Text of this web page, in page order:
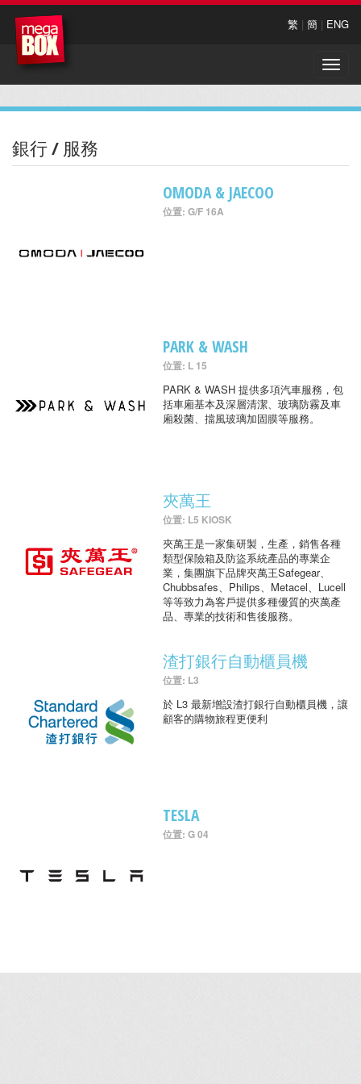
繁 | 簡 | ENG
Toggle
銀行 / 服務
OMODA & JAECOO
位置: G/F 16A
PARK & WASH
位置: L 15
PARK & WASH 提供多項汽車服務，包
括車廂基本及深層清潔、玻璃防霧及車
廂殺菌、擋風玻璃加固膜等服務。
夾萬王
位置: L5 KIOSK
夾萬王是一家集研製，生產，銷售各種
類型保險箱及防盜系統產品的專業企
業，集團旗下品牌夾萬王Safegear、
Chubbsafes、Philips、Metacel、Lucell
等等致力為客戶提供多種優質的夾萬產
品、專業的技術和售後服務。
渣打銀行自動櫃員機
位置: L3
於 L3 最新增設渣打銀行自動櫃員機，讓
顧客的購物旅程更便利
TESLA
位置: G 04